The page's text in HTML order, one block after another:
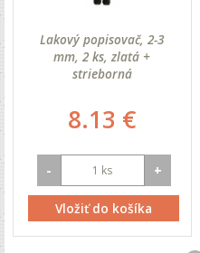
Lakový popisovač, 2-3
mm, 2 ks, zlatá +
strieborná
8.13 €
- +
Vložiť do košíka